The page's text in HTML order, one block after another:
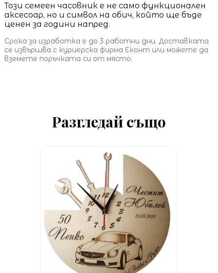
Този семеен часовник е не само функционален
аксесоар, но и символ на обич, който ще бъде
ценен за години напред.
Срока за изработка е до 3 работни дни. Доставката
се извършва с куриерска фирма Еконт или можете да
вземете поръчката си от място.
Разгледай също